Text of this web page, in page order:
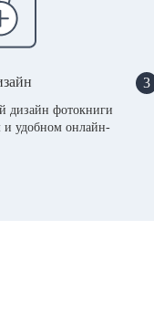
дизайн фотокниги
и удобном онлайн-
3